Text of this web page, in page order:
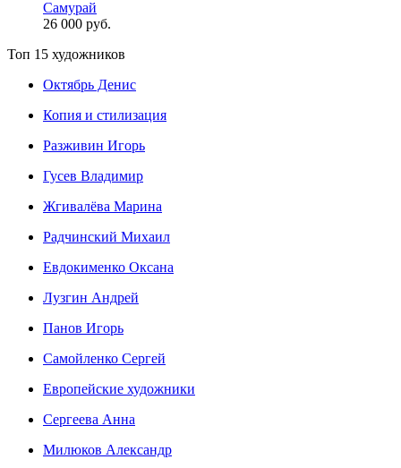
Самурай
26 000 руб.
Топ 15 художников
Октябрь Денис
Копия и стилизация
Разживин Игорь
Гусев Владимир
Жгивалёва Марина
Радчинский Михаил
Евдокименко Оксана
Лузгин Андрей
Панов Игорь
Сaмoйленко Сергей
Европейские художники
Сергеева Анна
Милюков Александр